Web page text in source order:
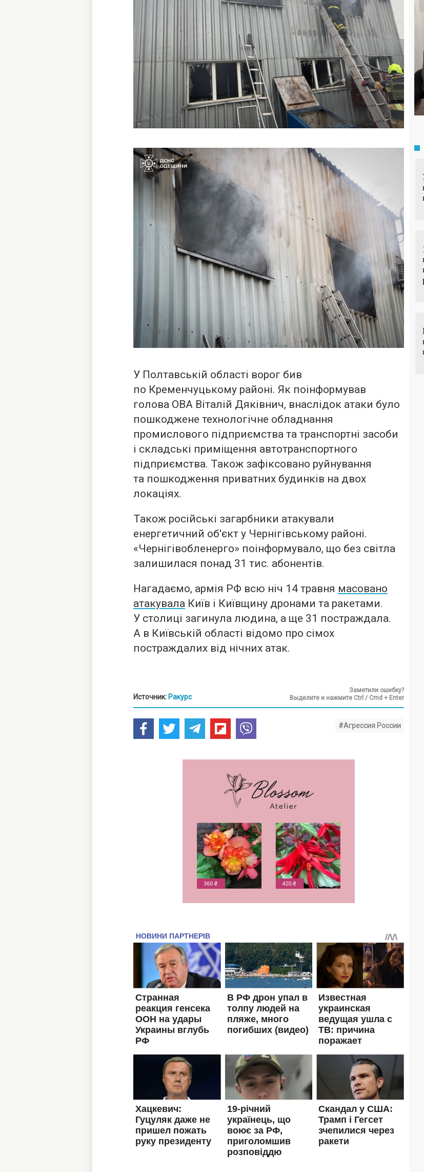
У Полтавській області ворог бив
по Кременчуцькому районі. Як поінформував
голова ОВА Віталій Дяківнич, внаслідок атаки було
пошкоджене технологічне обладнання
промислового підприємства та транспортні засоби
і складські приміщення автотранспортного
підприємства. Також зафіксовано руйнування
та пошкодження приватних будинків на двох
локаціях.
Також російські загарбники атакували
енергетичний об'єкт у Чернігівському районі.
«Чернігівобленерго» поінформувало, що без світла
залишилася понад 31 тис. абонентів.
Нагадаємо, армія РФ всю ніч 14 травня масовано
атакувала Київ і Київщину дронами та ракетами.
У столиці загинула людина, а ще 31 постраждала.
А в Київській області відомо про сімох
постраждалих від нічних атак.
Источник: Ракурс
Заметили ошибку?
Выделите и нажмите Ctrl / Cmd + Enter
#Агрессия России